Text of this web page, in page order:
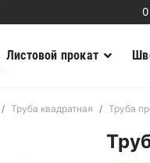
О
Листовой прокат
Труба квадратная Труба